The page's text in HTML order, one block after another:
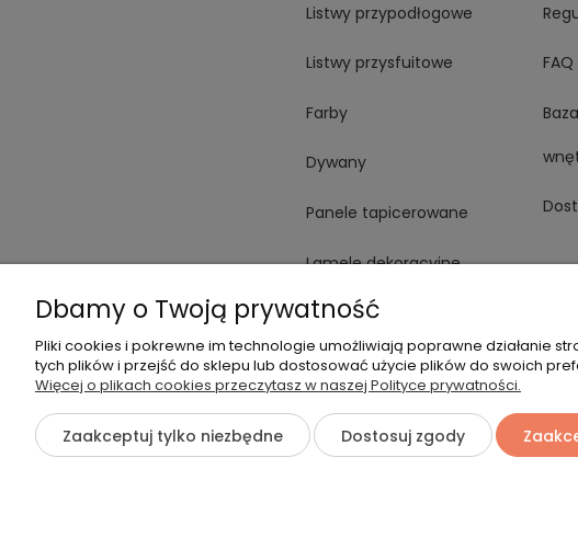
Listwy przypodłogowe
Listwy przysfuitowe
Farby
Dywany
Panele tapicerowane
Lamele dekoracyjne
Płytki
Spieki
Oświetlenie
FAQ
Dbamy o Twoją prywatność
Pliki cookies i pokrewne im technologie umożliwiają poprawne działanie
tych plików i przejść do sklepu lub dostosować użycie plików do swoich
Więcej o plikach cookies przeczytasz w naszej Polityce prywatności.
Zaakceptuj tylko niezbędne Dostosuj zgody